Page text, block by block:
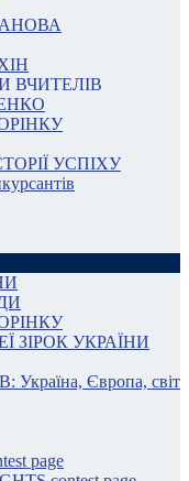
ВЧИТЕЛІВ
УСПІХУ
ЗІРОК УКРАЇНИ
Європа, світ
page